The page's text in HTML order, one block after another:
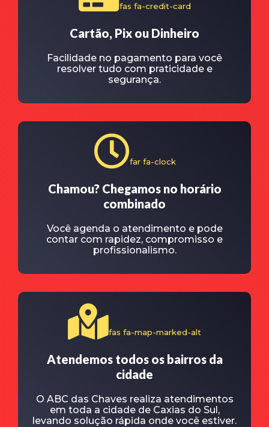
fas fa-credit-card
Cartão, Pix ou Dinheiro
Facilidade no pagamento para você
resolver tudo com praticidade e
segurança.
far fa-clock
Chamou? Chegamos no horário
combinado
Você agenda o atendimento e pode
contar com rapidez, compromisso e
profissionalismo.
fas fa-map-marked-alt
Atendemos todos os bairros da
cidade
O ABC das Chaves realiza atendimentos
em toda a cidade de Caxias do Sul,
levando solução rápida onde você estiver.